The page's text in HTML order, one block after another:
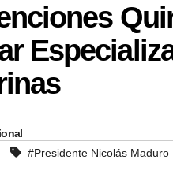
#Presidente Nicolás Maduro